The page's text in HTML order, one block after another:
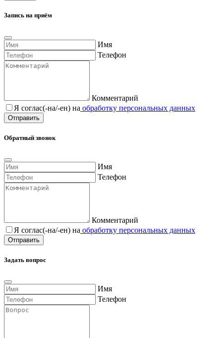
Запись на приём
Имя
Телефон
Комментарий
Я соглас(-на/-ен) на обработку персональных данных
Обратный звонок
Имя
Телефон
Комментарий
Я соглас(-на/-ен) на обработку персональных данных
Задать вопрос
Имя
Телефон